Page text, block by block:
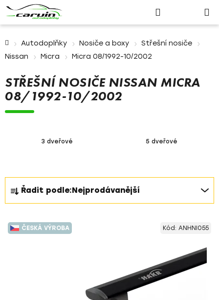
Přihlášení
košík
Autodoplňky Nosiče a boxy
Střešní nosiče
Nissan
Micra Micra 08/1992-10/2002
STŘEŠNÍ NOSIČE NISSAN MICRA
08/1992-10/2002
3 dveřové 5 dveřové
Ř
a
z
e
n
Řadit podle:Nejprodávanější
V
ý
ČESKÁ VÝROBA Kód: ANHNI055